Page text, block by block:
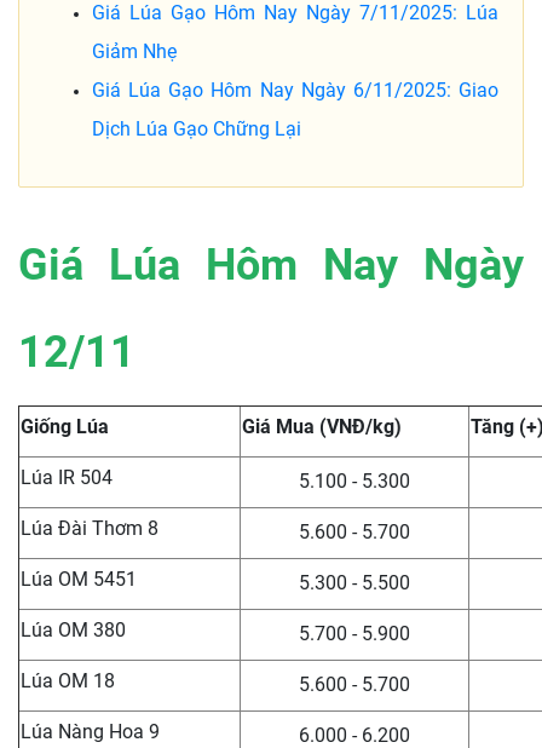
Giá Lúa Gạo Hôm Nay Ngày 7/11/2025: Lúa
Giảm Nhẹ
Giá Lúa Gạo Hôm Nay Ngày 6/11/2025: Giao
Dịch Lúa Gạo Chững Lại
Giá Lúa Hôm Nay Ngày
12/11
Giống Lúa Giá Mua (VNĐ/kg) Tăng
Lúa IR 504 5.100 - 5.300
Lúa Đài Thơm 8 5.600 - 5.700
Lúa OM 5451 5.300 - 5.500
Lúa OM 380 5.700 - 5.900
Lúa OM 18 5.600 - 5.700
Lúa Nàng Hoa 9
6.000 - 6.200